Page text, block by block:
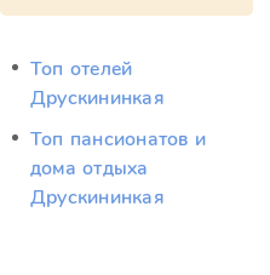
Топ отелей
Друскининкая
Топ пансионатов и
дома отдыха
Друскининкая